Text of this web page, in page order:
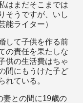
はまだそこまでは
そうですが、いし
能ライター）
して子供を作る前
の責任を果たしな
供の生活費はちゃ
間にもうけた子ど
れている。
妻との間に19歳の